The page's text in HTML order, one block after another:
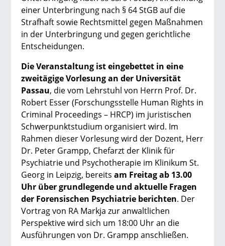
einer Unterbringung nach § 64 StGB auf die
Strafhaft sowie Rechtsmittel gegen Maßnahmen
in der Unterbringung und gegen gerichtliche
Entscheidungen.
Die Veranstaltung ist eingebettet in eine
zweitägige Vorlesung an der Universität
Passau, die vom Lehrstuhl von Herrn Prof. Dr.
Robert Esser (Forschungsstelle Human Rights in
Criminal Proceedings – HRCP) im juristischen
Schwerpunktstudium organisiert wird. Im
Rahmen dieser Vorlesung wird der Dozent, Herr
Dr. Peter Grampp, Chefarzt der Klinik für
Psychiatrie und Psychotherapie im Klinikum St.
Georg in Leipzig, bereitsam Freitag ab 13.00
Uhr über grundlegende und aktuelle Fragen
der Forensischen Psychiatrie berichten. Der
Vortrag von RA Markja zur anwaltlichen
Perspektive wird sich um 18:00 Uhr an die
Ausführungen von Dr. Grampp anschließen.